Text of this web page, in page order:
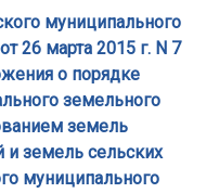
муниципального
26 марта 2015 г. N 7
о порядке
земельного
земель
земель сельских
муниципального